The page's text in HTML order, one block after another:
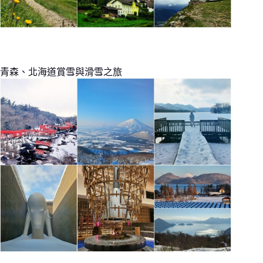
青森、北海道賞雪與滑雪之旅